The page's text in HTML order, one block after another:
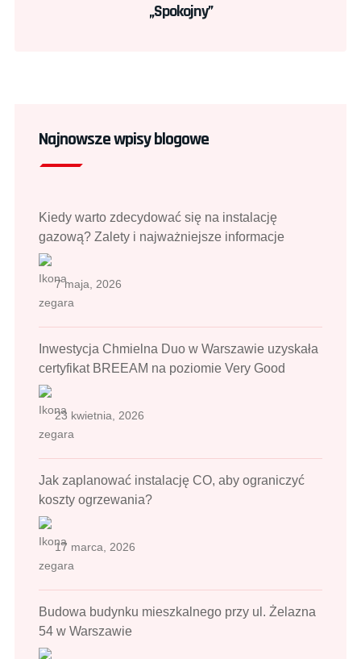
„Spokojny”
Najnowsze wpisy blogowe
Kiedy warto zdecydować się na instalację
gazową? Zalety i najważniejsze informacje
7 maja, 2026
Inwestycja Chmielna Duo w Warszawie uzyskała
certyfikat BREEAM na poziomie Very Good
23 kwietnia, 2026
Jak zaplanować instalację CO, aby ograniczyć
koszty ogrzewania?
17 marca, 2026
Budowa budynku mieszkalnego przy ul. Żelazna
54 w Warszawie